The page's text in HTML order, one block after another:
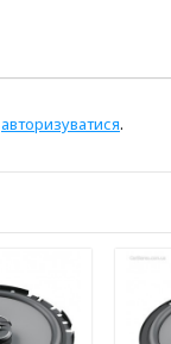
авторизуватися.